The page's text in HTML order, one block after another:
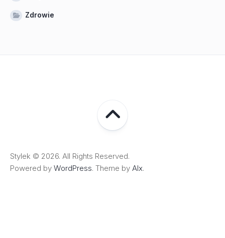
Zdrowie
Stylek © 2026. All Rights Reserved.
Powered by WordPress. Theme by Alx.